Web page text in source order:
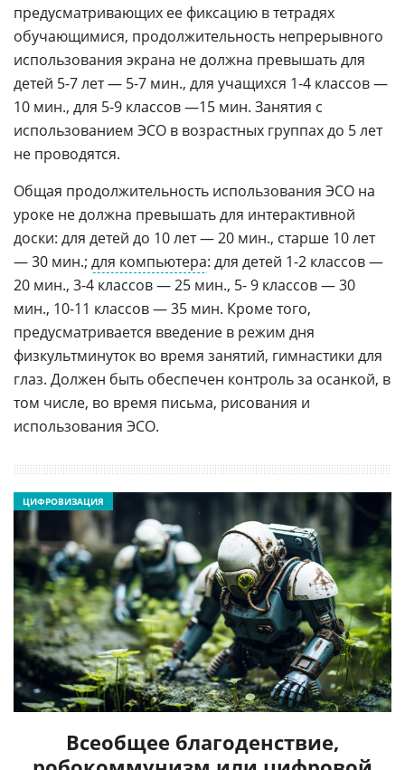
предусматривающих ее фиксацию в тетрадях
обучающимися, продолжительность непрерывного
использования экрана не должна превышать для
детей 5-7 лет — 5-7 мин., для учащихся 1-4 классов —
10 мин., для 5-9 классов —15 мин. Занятия с
использованием ЭСО в возрастных группах до 5 лет
не проводятся.
Общая продолжительность использования ЭСО на
уроке не должна превышать для интерактивной
доски: для детей до 10 лет — 20 мин., старше 10 лет
— 30 мин.; для компьютера: для детей 1-2 классов —
20 мин., 3-4 классов — 25 мин., 5- 9 классов — 30
мин., 10-11 классов — 35 мин. Кроме того,
предусматривается введение в режим дня
физкультминуток во время занятий, гимнастики для
глаз. Должен быть обеспечен контроль за осанкой, в
том числе, во время письма, рисования и
использования ЭСО.
Всеобщее благоденствие,
ЦИФРОВИЗАЦИЯ